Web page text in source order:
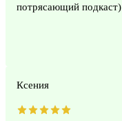
потрясающий подкаст)
Ксения